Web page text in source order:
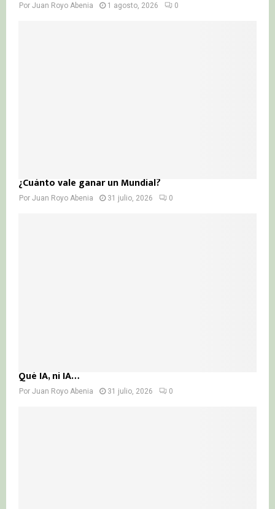
Por Juan Royo Abenia 1 agosto, 2026 0
¿Cuánto vale ganar un Mundial?
Por Juan Royo Abenia 31 julio, 2026 0
Qué IA, ni IA…
Por Juan Royo Abenia 31 julio, 2026 0